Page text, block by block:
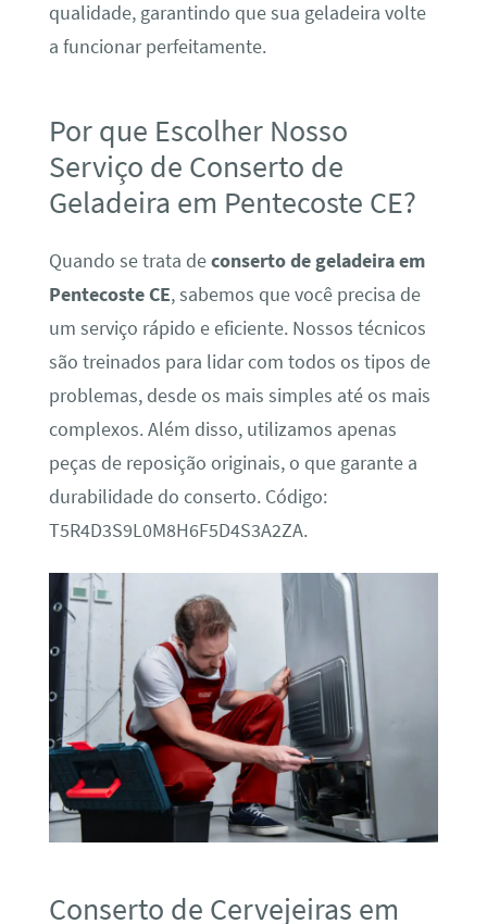
qualidade, garantindo que sua geladeira volte
a funcionar perfeitamente.
Por que Escolher Nosso
Serviço de Conserto de
Geladeira em Pentecoste CE?
Quando se trata deconserto de geladeira em
Pentecoste CE, sabemos que você precisa de
um serviço rápido e eficiente. Nossos técnicos
são treinados para lidar com todos os tipos de
problemas, desde os mais simples até os mais
complexos. Além disso, utilizamos apenas
peças de reposição originais, o que garante a
durabilidade do conserto. Código:
T5R4D3S9L0M8H6F5D4S3A2ZA.
Conserto de Cervejeiras em